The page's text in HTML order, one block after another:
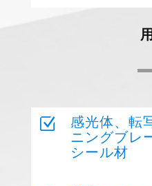
Z
感光体、転
ニングブレ
シール材